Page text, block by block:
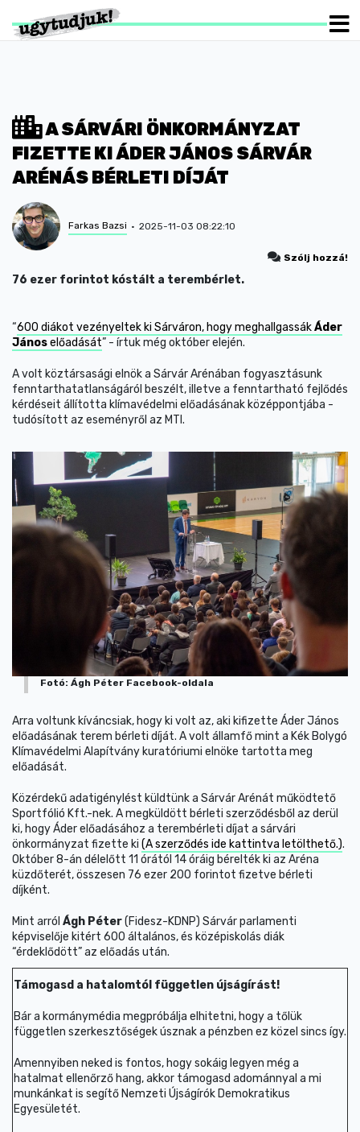
A SÁRVÁRI ÖNKORMÁNYZAT
FIZETTE KI ÁDER JÁNOS SÁRVÁR
ARÉNÁS BÉRLETI DÍJÁT
Farkas Bazsi 2025-11-03 08:22:10
Szólj hozzá!
76 ezer forintot kóstált a terembérlet.
“600 diákot vezényeltek ki Sárváron, hogy meghallgassákÁder
Jánoselőadását” - írtuk még október elején.
A volt köztársasági elnök a Sárvár Arénában fogyasztásunk
fenntarthatatlanságáról beszélt, illetve a fenntartható fejlődés
kérdéseit állította klímavédelmi előadásának középpontjába -
tudósított az eseményről az MTI.
Fotó: Ágh Péter Facebook-oldala
Arra voltunk kíváncsiak, hogy ki volt az, aki kifizette Áder János
előadásának terem bérleti díját. A volt államfő mint a Kék Bolygó
Klímavédelmi Alapítvány kuratóriumi elnöke tartotta meg
előadását.
Közérdekű adatigénylést küldtünk a Sárvár Arénát működtető
Sportfólió Kft.-nek. A megküldött bérleti szerződésből az derül
ki, hogy Áder előadásához a terembérleti díjat a sárvári
önkormányzat fizette ki (A szerződés ide kattintva letölthető.).
Október 8-án délelőtt 11 órától 14 óráig bérelték ki az Aréna
küzdőterét, összesen 76 ezer 200 forintot fizetve bérleti
díjként.
Mint arról Ágh Péter(Fidesz-KDNP) Sárvár parlamenti
képviselője kitért 600 általános, és középiskolás diák
“érdeklődött” az előadás után.
Támogasd a hatalomtól független újságírást!
Bár a kormánymédia megpróbálja elhitetni, hogy a tőlük
független szerkesztőségek úsznak a pénzben ez közel sincs így.
Amennyiben neked is fontos, hogy sokáig legyen még a
hatalmat ellenőrző hang, akkor támogasd adománnyal a mi
munkánkat is segítő Nemzeti Újságírók Demokratikus
Egyesületét.